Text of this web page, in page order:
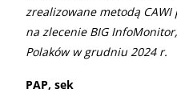
zrealizowane metodą
na zlecenie BIG
Polaków w grudniu 2024 r.
PAP, sek